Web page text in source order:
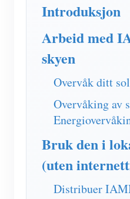
IAMMETER Cloud
Selvbetjent tjeneste
EV lader
IAMMETER
Virtuell måler
applikasjoner
Solar PV System
butikk
Introduksjon
Arbeid med
skyen
Overvåk ditt
Overvåking av
Bruk den i
(uten
Distribuer